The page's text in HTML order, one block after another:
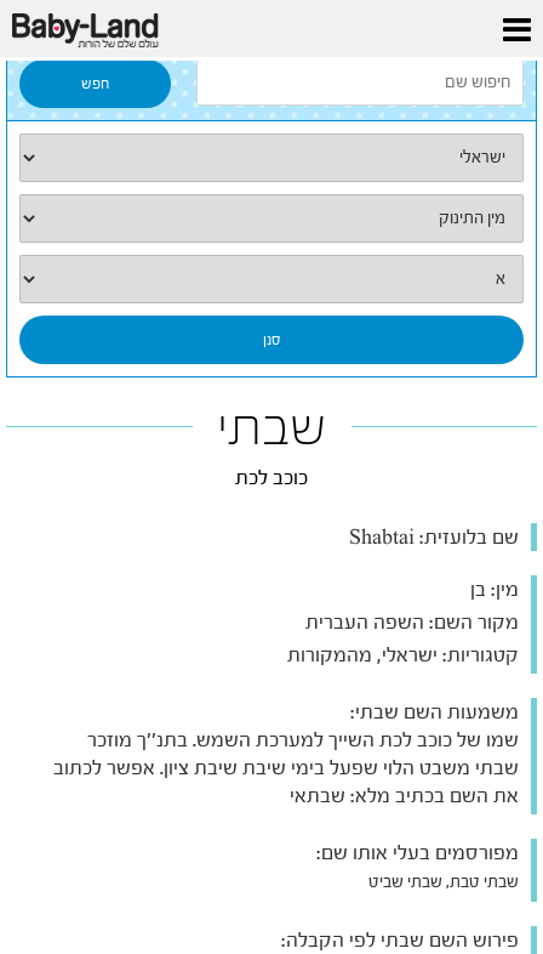
דף הבית
שבתי
כוכב לכת
שם בלועזית:
מין: בן
מקור השם: השפה העברית
קטגוריות: ישראלי, מהמקורות
משמעות השם שבתי:
שמו של כוכב לכת השייך למערכת השמש. בתנ''ך מוזכר
שבתי משבט הלוי שפעל בימי שיבת שיבת ציון. אפשר לכתוב
את השם בכתיב מלא: שבתאי
מפורסמים בעלי אותו שם:
שבתי טבת, שבתי שביט
פירוש השם שבתי לפי הקבלה: